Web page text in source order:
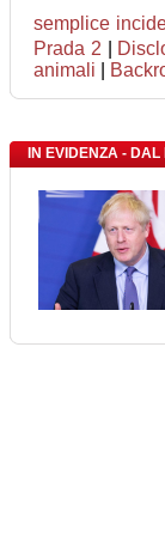
semplice
Prada 2
animali
IN EVIDENZA -